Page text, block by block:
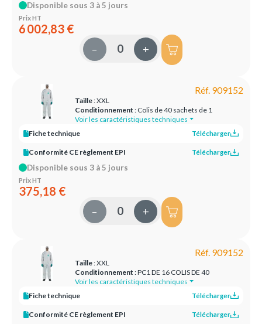
Disponible sous 3 à 5 jours
Prix HT
6 002,83 €
– +
Réf. 909152
Taille: XXL
Conditionnement : Colis de 40 sachets de 1
Voir les caractéristiques techniques
Fiche technique
Télécharger
Conformité CE règlement EPI Télécharger
Disponible sous 3 à 5 jours
Prix HT
375,18 €
– +
Réf. 909152
Taille: XXL
Conditionnement : PC1 DE 16 COLIS DE 40
Voir les caractéristiques techniques
Fiche technique
Télécharger
Conformité CE règlement EPI Télécharger